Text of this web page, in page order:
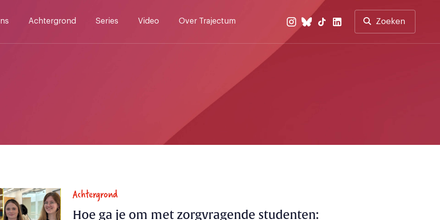
Achtergrond Series Video Over Trajectum Zoeken
Achtergrond
Hoe ga je om met zorgvragende studenten: